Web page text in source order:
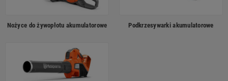
Nożyce do żywopłotu akumulatorowe Podkrzesywarki akumulatorowe